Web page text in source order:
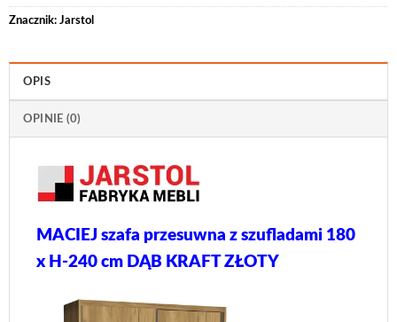
Znacznik: Jarstol
OPIS
OPINIE (0)
MACIEJ szafa przesuwna z szufladami 180
x H-240 cm DĄB KRAFT ZŁOTY